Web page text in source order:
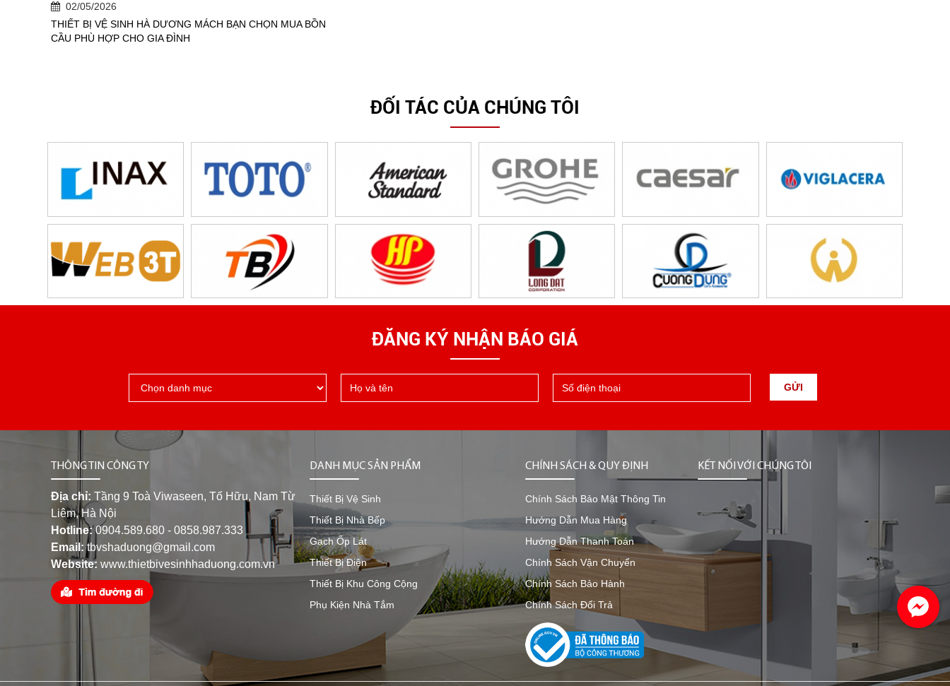
02/05/2026
THIẾT BỊ VỆ SINH HÀ DƯƠNG MÁCH BẠN CHỌN MUA BỒN
CẦU PHÙ HỢP CHO GIA ĐÌNH
ĐỐI TÁC CỦA CHÚNG TÔI
ĐĂNG KÝ NHẬN BÁO GIÁ
GỬI
THÔNG TIN CÔNG TY
Địa chỉ: Tầng 9 Toà Viwaseen, Tố Hữu, Nam Từ
Liêm, Hà Nội
Hotline:0904.589.680 - 0858.987.333
Email: tbvshaduong@gmail.com
Website: www.thietbivesinhhaduong.com.vn
DANH MỤC SẢN PHẨM
Thiết Bị Vệ Sinh
Thiết Bị Nhà Bếp
Gạch Ốp Lát
Thiết Bị Điện
Thiết Bị Khu Công Cộng
Phụ Kiện Nhà Tắm
CHÍNH SÁCH & QUY ĐỊNH
Chính Sách Bảo Mật Thông Tin
Hướng Dẫn Mua Hàng
Hướng Dẫn Thanh Toán
Chính Sách Vận Chuyển
Chính Sách Bảo Hành
Chính Sách Đổi Trả
KẾT NỐI VỚI CHÚNG TÔI